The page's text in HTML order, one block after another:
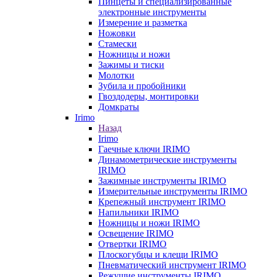
электронные инструменты
Измерение и разметка
Ножовки
Стамески
Ножницы и ножи
Зажимы и тиски
Молотки
Зубила и пробойники
Гвоздодеры, монтировки
Домкраты
Irimo
Назад
Irimo
Гаечные ключи IRIMO
Динамометрические инструменты
IRIMO
Зажимные инструменты IRIMO
Измерительные инструменты IRIMO
Крепежный инструмент IRIMO
Напильники IRIMO
Ножницы и ножи IRIMO
Освещение IRIMO
Отвертки IRIMO
Плоскогубцы и клещи IRIMO
Пневматический инструмент IRIMO